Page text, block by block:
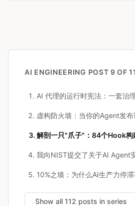
AI ENGINEERING POST 9 OF
AI 代理的运行时宪法：一套治
虚构防火墙：当你的Agent发
解剖一只"爪子"：84个Hook构
我向NIST提交了关于AI Agent
10%之墙：为什么AI生产力停
Show all 112 posts in series